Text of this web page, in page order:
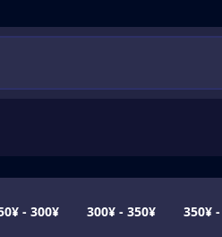
- 300¥ 300¥ - 350¥ 350¥